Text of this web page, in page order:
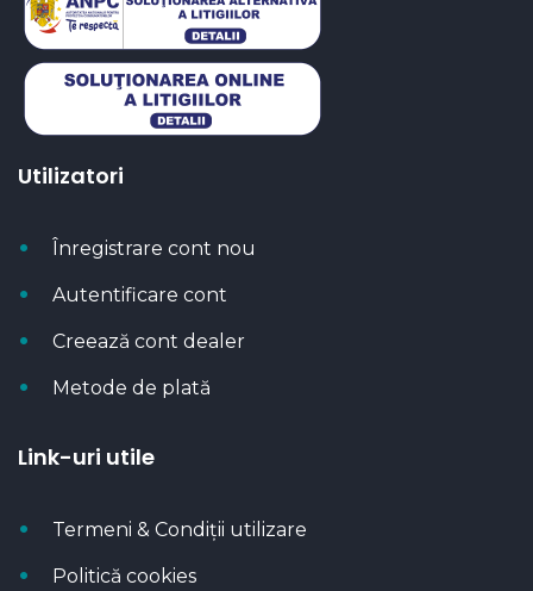
Utilizatori
Înregistrare cont nou
Autentificare cont
Creează cont dealer
Metode de plată
Link-uri utile
Termeni & Condiții utilizare
Politică cookies